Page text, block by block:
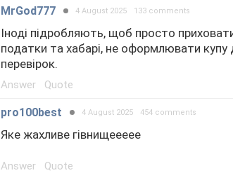
MrGod777 4 August 2025 133 comments
Іноді підробляють, щоб просто
податки та хабарі, не оформлювати купу
перевірок.
Answer Quote
pro100best 4 August 2025 454 comments
Яке жахливе гівнищеееее
Answer Quote